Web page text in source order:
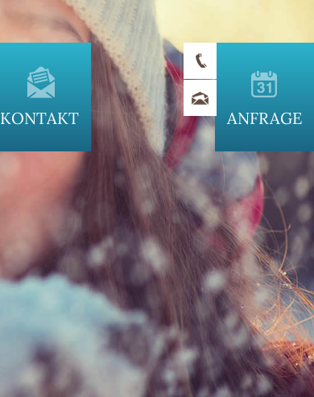
KONTAKT ANFRAGE